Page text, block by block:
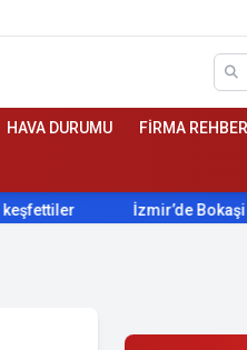
HAVA DURUMU FİRMA
İzmir’de Bokaşi